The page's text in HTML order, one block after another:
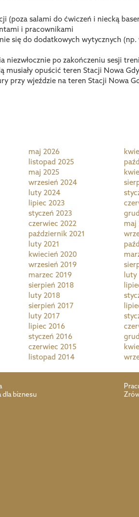
(poza salami do ćwiczeń i niecką
i pracownikami
się do dodatkowych wytycznych
niezwłocznie po zakończeniu sesji
opuścić teren Stacji Nowa
przy wjeździe na teren Stacji Nowa
maj 2026
listopad 2025
maj 2025
wrzesień 2024
luty 2024
lipiec 2023
styczeń 2023
czerwiec 2022 maj
październik 2021
luty 2021
kwiecień 2020
wrzesień 2019
marzec 2019 luty
sierpień 2018
luty 2018
sierpień 2017
luty 2017
lipiec 2016
styczeń 2016
czerwiec 2015
listopad 2014
dla biznesu